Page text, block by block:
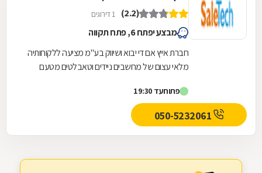
(2.2) 1 דירוגים
מבצע יפתח 6, פתח תקווה
חברת אייץ אם די יבוא ושיווק בע"מ מציעה ללקוחותיה
מלאי עצום של מחשבים ניידים וטאבלטים מטעם
פתוחעד 19:30